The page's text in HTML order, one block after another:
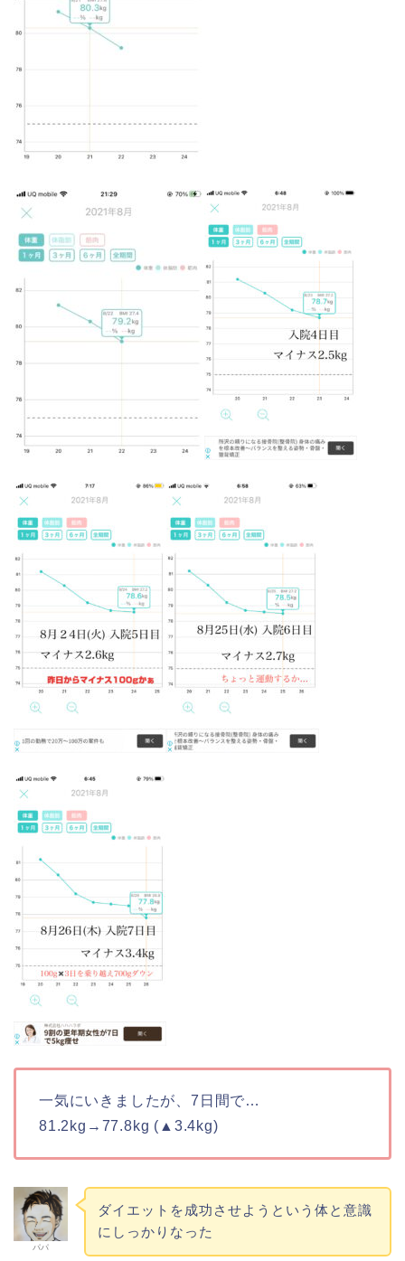
一気にいきましたが、7日間で…
81.2kg→77.8kg (▲3.4kg)
パパ
ダイエットを成功させようという体と意識
にしっかりなった